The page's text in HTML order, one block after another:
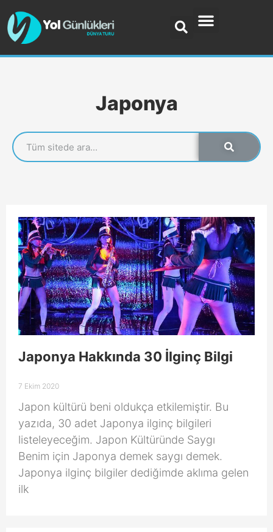
Japonya
Japonya Hakkında 30 İlginç Bilgi
7 Ekim 2020
Japon kültürü beni oldukça etkilemiştir. Bu
yazıda, 30 adet Japonya ilginç bilgileri
listeleyeceğim. Japon Kültüründe Saygı
Benim için Japonya demek saygı demek.
Japonya ilginç bilgiler dediğimde aklıma gelen
ilk